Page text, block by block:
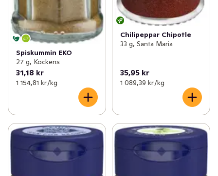
Spiskummin EKO
27 g, Kockens
31,18 kr
1 154,81 kr /kg
Chilipeppar Chipotle
33 g, Santa Maria
35,95 kr
1 089,39 kr /kg